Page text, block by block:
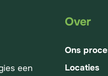
een
Over
Ons
Locaties